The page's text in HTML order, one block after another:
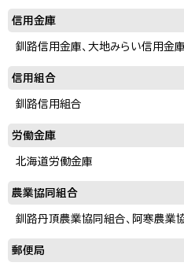
信用金庫
釧路信用金庫、大地みらい信用金
信用組合
釧路信用組合
労働金庫
北海道労働金庫
農業協同組合
釧路丹頂農業協同組合、阿寒農業
郵便局